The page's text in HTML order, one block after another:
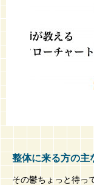
整体に来る方の主
その鬱ちょっと待っ